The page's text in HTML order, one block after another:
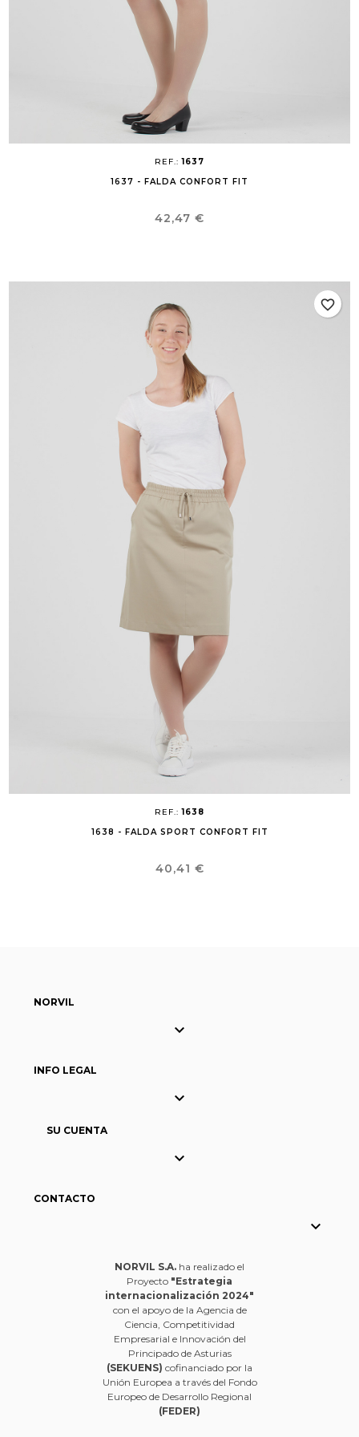
REF.:1637
1637 - FALDA CONFORT FIT
Precio
42,47 €
REF.:1638
1638 - FALDA SPORT CONFORT FIT
Precio
40,41 €
favorite_border
NORVIL

INFO LEGAL

SU CUENTA

CONTACTO

NORVIL S.A. ha realizado el
Proyecto "Estrategia
internacionalización 2024"
con el apoyo de la Agencia de
Ciencia, Competitividad
Empresarial e Innovación del
Principado de Asturias
(SEKUENS) cofinanciado por la
Unión Europea a través del Fondo
Europeo de Desarrollo Regional
(FEDER)